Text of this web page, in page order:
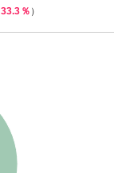
33.3％ ）